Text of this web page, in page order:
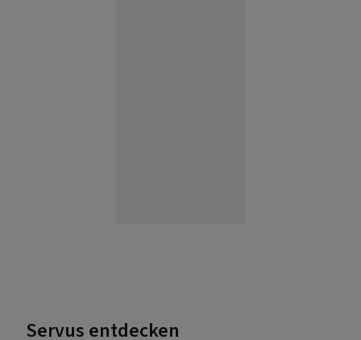
Servus entdecken